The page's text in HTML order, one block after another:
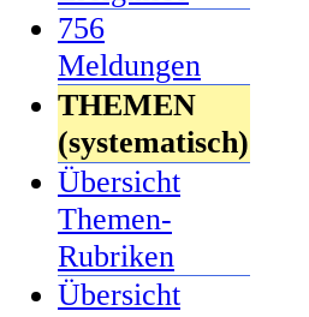
756
Meldungen
THEMEN
(systematisch)
Übersicht
Themen-
Rubriken
Übersicht